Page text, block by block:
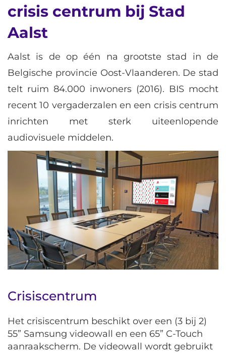
crisis centrum bij Stad
Aalst
Aalst is de op één na grootste stad in de
Belgische provincie Oost-Vlaanderen. De stad
telt ruim 84.000 inwoners (2016). BIS mocht
recent 10 vergaderzalen en een crisis centrum
inrichten met sterk uiteenlopende
audiovisuele middelen.
Crisiscentrum
Het crisiscentrum beschikt over een (3 bij 2)
55” Samsung videowall en een 65” C-Touch
aanraakscherm. De videowall wordt gebruikt